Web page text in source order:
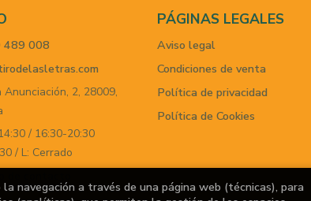
489 008
2, 28009,
/ 16:30-20:30
/ L: Cerrado
PÁGINAS LEGALES
Aviso legal
Condiciones de venta
Política de privacidad
Política de Cookies
navegación a través de una página web (técnicas), para